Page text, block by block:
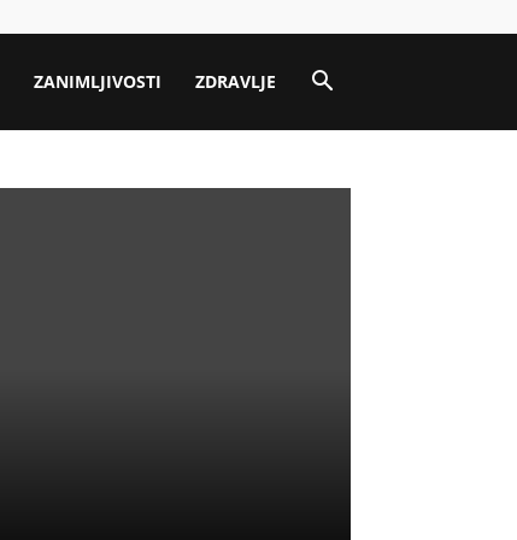
ZANIMLJIVOSTI ZDRAVLJE